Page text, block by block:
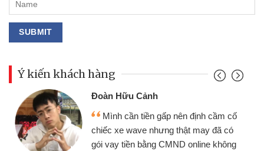
Ý kiến khách hàng
Đoàn Hữu Cảnh
Mình cần tiền gấp nên định cầm cố
chiếc xe wave nhưng thật may đã có
gói vay tiền bằng CMND online không